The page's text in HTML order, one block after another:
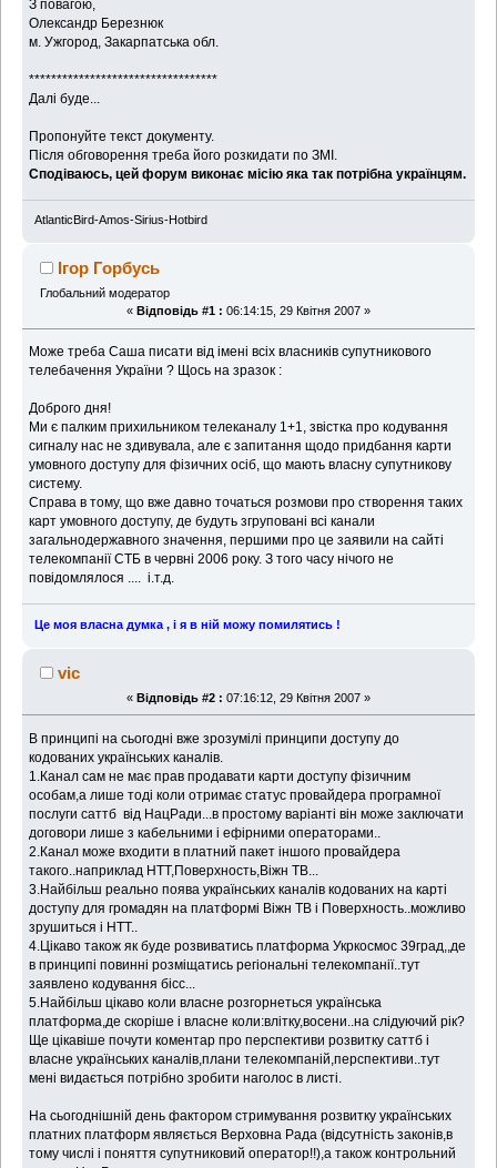
З повагою,
Олександр Березнюк
м. Ужгород, Закарпатська обл.
**********************************
Далі буде...
Пропонуйте текст документу.
Після обговорення треба його розкидати по ЗМІ.
Сподіваюсь, цей форум виконає місію яка так потрібна українцям.
AtlanticBird-Amos-Sirius-Hotbird
Ігор Горбусь
Глобальний модератор
« Відповідь #1 : 06:14:15, 29 Квітня 2007 »
Може треба Саша писати від імені всіх власників супутникового
телебачення України ? Щось на зразок :
Доброго дня!
Ми є палким прихильником телеканалу 1+1, звістка про кодування
сигналу нас не здивувала, але є запитання щодо придбання карти
умовного доступу для фізичних осіб, що мають власну супутникову
систему.
Справа в тому, що вже давно точаться розмови про створення таких
карт умовного доступу, де будуть згруповані всі канали
загальнодержавного значення, першими про це заявили на сайті
телекомпанії СТБ в червні 2006 року. З того часу нічого не
повідомлялося .... і.т.д.
Це моя власна думка , і я в ній можу помилятись !
vic
« Відповідь #2 : 07:16:12, 29 Квітня 2007 »
В принципі на сьогодні вже зрозумілі принципи доступу до
кодованих українських каналів.
1.Канал сам не має прав продавати карти доступу фізичним
особам,а лише тоді коли отримає статус провайдера програмної
послуги саттб від НацРади...в простому варіанті він може заключати
договори лише з кабельними і ефірними операторами..
2.Канал може входити в платний пакет іншого провайдера
такого..наприклад НТТ,Поверхность,Віжн ТВ...
3.Найбільш реально поява українських каналів кодованих на карті
доступу для громадян на платформі Віжн ТВ і Поверхность..можливо
зрушиться і НТТ..
4.Цікаво також як буде розвиватись платформа Укркосмос 39град,,де
в принципі повинні розміщатись регіональні телекомпанії..тут
заявлено кодування бісс...
5.Найбільш цікаво коли власне розгорнеться українська
платформа,де скоріше і власне коли:влітку,восени..на слідуючий рік?
Ще цікавіше почути коментар про перспективи розвитку саттб і
власне українських каналів,плани телекомпаній,перспективи..тут
мені видається потрібно зробити наголос в листі.
На сьогоднішній день фактором стримування розвитку українських
платних платформ являється Верховна Рада (відсутність законів,в
тому числі і поняття супутниковий оператор!!),а також контрольний